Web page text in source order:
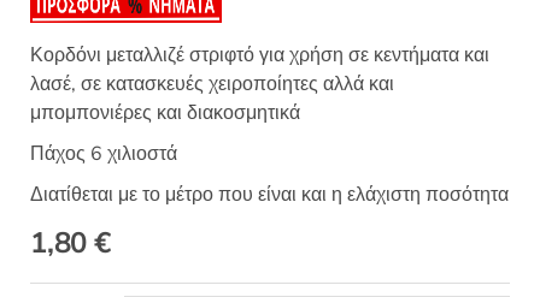
Κορδόνι μεταλλιζέ στριφτό για χρήση σε κεντήματα και
λασέ, σε κατασκευές χειροποίητες αλλά και
μπομπονιέρες και διακοσμητικά
Πάχος 6 χιλιοστά
Διατίθεται με το μέτρο που είναι και η ελάχιστη ποσότητα
1,80€